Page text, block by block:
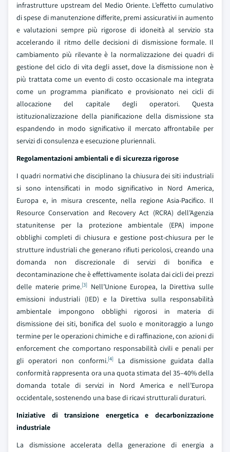
infrastrutture upstream del Medio Oriente. L’effetto cumulativo
di spese di manutenzione differite, premi assicurativi in aumento
e valutazioni sempre più rigorose di idoneità al servizio sta
accelerando il ritmo delle decisioni di dismissione formale. Il
cambiamento più rilevante è la normalizzazione dei quadri di
gestione del ciclo di vita degli asset, dove la dismissione non è
più trattata come un evento di costo occasionale ma integrata
come un programma pianificato e provisionato nei cicli di
allocazione del capitale degli operatori. Questa
istituzionalizzazione della pianificazione della dismissione sta
espandendo in modo significativo il mercato affrontabile per
servizi di consulenza e esecuzione pluriennali.
Regolamentazioni ambientali e di sicurezza rigorose
I quadri normativi che disciplinano la chiusura dei siti industriali
si sono intensificati in modo significativo in Nord America,
Europa e, in misura crescente, nella regione Asia-Pacifico. Il
Resource Conservation and Recovery Act (RCRA) dell’Agenzia
statunitense per la protezione ambientale (EPA) impone
obblighi completi di chiusura e gestione post-chiusura per le
strutture industriali che generano rifiuti pericolosi, creando una
domanda non discrezionale di servizi di bonifica e
decontaminazione che è effettivamente isolata dai cicli dei prezzi
delle materie prime.[3] Nell’Unione Europea, la Direttiva sulle
emissioni industriali (IED) e la Direttiva sulla responsabilità
ambientale impongono obblighi rigorosi in materia di
dismissione dei siti, bonifica del suolo e monitoraggio a lungo
termine per le operazioni chimiche e di raffinazione, con azioni di
enforcement che comportano responsabilità civili e penali per
gli operatori non conformi.[4]
La dismissione guidata dalla
conformità rappresenta ora una quota stimata del 35–40% della
domanda totale di servizi in Nord America e nell’Europa
occidentale, sostenendo una base di ricavi strutturali duraturi.
Iniziative di transizione energetica e decarbonizzazione
industriale
La dismissione accelerata della generazione di energia a